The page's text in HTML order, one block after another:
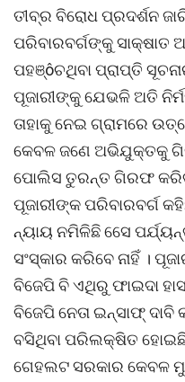
ତୀବ୍ର ବିରୋଧ ପ୍ରଦର୍ଶନ
ପରିବାରବର୍ଗଙ୍କୁ ସାକ୍ଷାତ
ପହଞ୍ôଚଥିବା ପ୍ରାପ୍ତି
ପୂଜାରୀଙ୍କୁ ଯେଭଳି ଅତି
ତାହାକୁ ନେଇ ଗ୍ରାମରେ
କେବଳ ଜଣେ ଅଭିଯୁକ୍ତକୁ
ପୋଲିସ ତୁରନ୍ତ ଗିରଫ
ପୂଜାରୀଙ୍କ ପରିବାରବର୍ଗ
ନ୍ୟାୟ ନମିଳିଛି ସେେ
ସଂସ୍କାର କରିବେ ନାହିଁ ।
ବିଜେପି ବି ଏଥିରୁ ଫାଇଦା
ବିଜେପି ନେତା ଇନ୍ସାଫ୍
ବସିଥିବା ପରିଲକ୍ଷିତ ହୋଇଛି
ଗେହଲଟ ସରକାର କେବଳ